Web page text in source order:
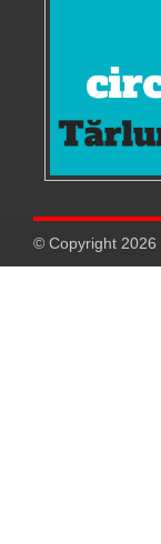
© Copyright 2026